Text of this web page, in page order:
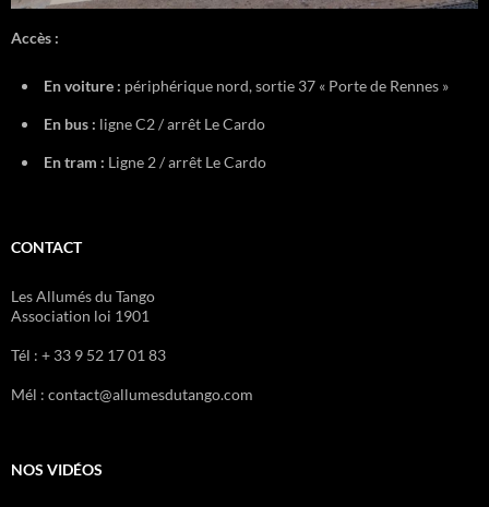
Accès :
En voiture : périphérique nord, sortie 37 « Porte de Rennes »
En bus : ligne C2 / arrêt Le Cardo
En tram : Ligne 2 / arrêt Le Cardo
CONTACT
Les Allumés du Tango
Association loi 1901
Tél : + 33 9 52 17 01 83
Mél : contact@allumesdutango.com
NOS VIDÉOS